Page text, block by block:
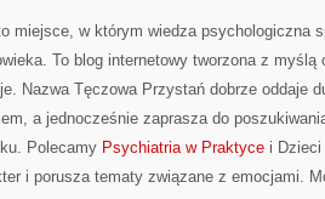
miejsce, w którym wiedza psychologiczna
To blog internetowy tworzona z
Nazwa Tęczowa Przystań dobrze oddaje
a jednocześnie zaprasza do
Polecamy Psychiatria w Praktyce i Dzieci
i porusza tematy związane z emocjami.